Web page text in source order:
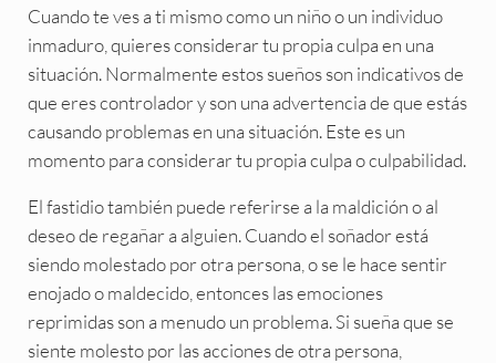
Cuando te ves a ti mismo como un niño o un individuo
inmaduro, quieres considerar tu propia culpa en una
situación. Normalmente estos sueños son indicativos de
que eres controlador y son una advertencia de que estás
causando problemas en una situación. Este es un
momento para considerar tu propia culpa o culpabilidad.
El fastidio también puede referirse a la maldición o al
deseo de regañar a alguien. Cuando el soñador está
siendo molestado por otra persona, o se le hace sentir
enojado o maldecido, entonces las emociones
reprimidas son a menudo un problema. Si sueña que se
siente molesto por las acciones de otra persona,